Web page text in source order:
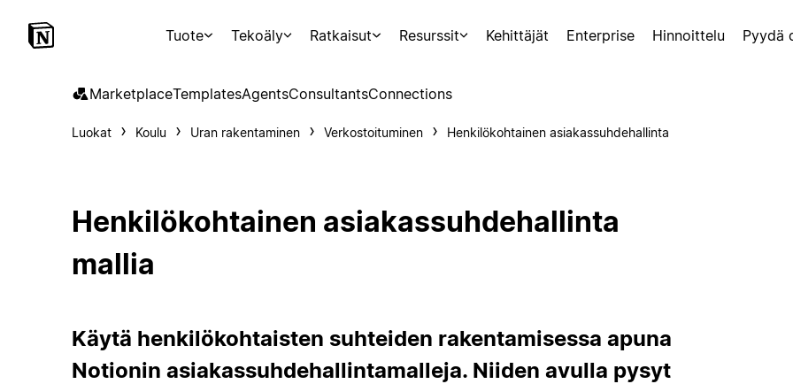
Tuote Tekoäly Ratkaisut Resurssit Kehittäjät Enterprise Hinnoittelu Pyydä
MarketplaceTemplatesAgentsConsultantsConnections
Luokat Koulu Uran rakentaminen Verkostoituminen Henkilökohtainen asiakassuhdehallinta
Henkilökohtainen asiakassuhdehallinta
mallia
Käytä henkilökohtaisten suhteiden rakentamisessa apuna
Notionin asiakassuhdehallintamalleja. Niiden avulla pysyt